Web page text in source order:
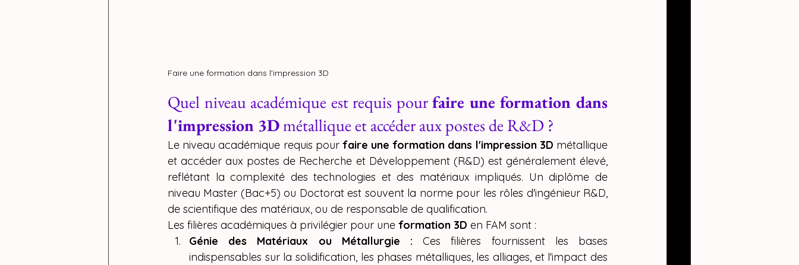
Faire une formation dans l'impression 3D
Quel niveau académique est requis pour faire une formation dans
l'impression 3D métallique et accéder aux postes de R&D ?
Le niveau académique requis pour faire une formation dans l'impression 3D métallique
et accéder aux postes de Recherche et Développement (R&D) est généralement élevé,
reflétant la complexité des technologies et des matériaux impliqués. Un diplôme de
niveau Master (Bac+5) ou Doctorat est souvent la norme pour les rôles d'ingénieur R&D,
de scientifique des matériaux, ou de responsable de qualification.
Les filières académiques à privilégier pour une formation 3D en FAM sont :
Génie des Matériaux ou Métallurgie : Ces filières fournissent les bases
indispensables sur la solidification, les phases métalliques, les alliages, et l'impact des